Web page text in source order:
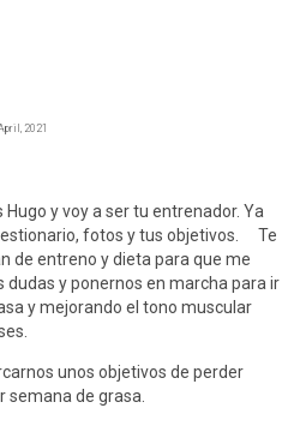
2021
Hugo y voy a ser tu entrenador. Ya
fotos y tus objetivos. Te
de entreno y dieta para que me
dudas y ponernos en marcha para ir
y mejorando el tono muscular
unos objetivos de perder
semana de grasa.